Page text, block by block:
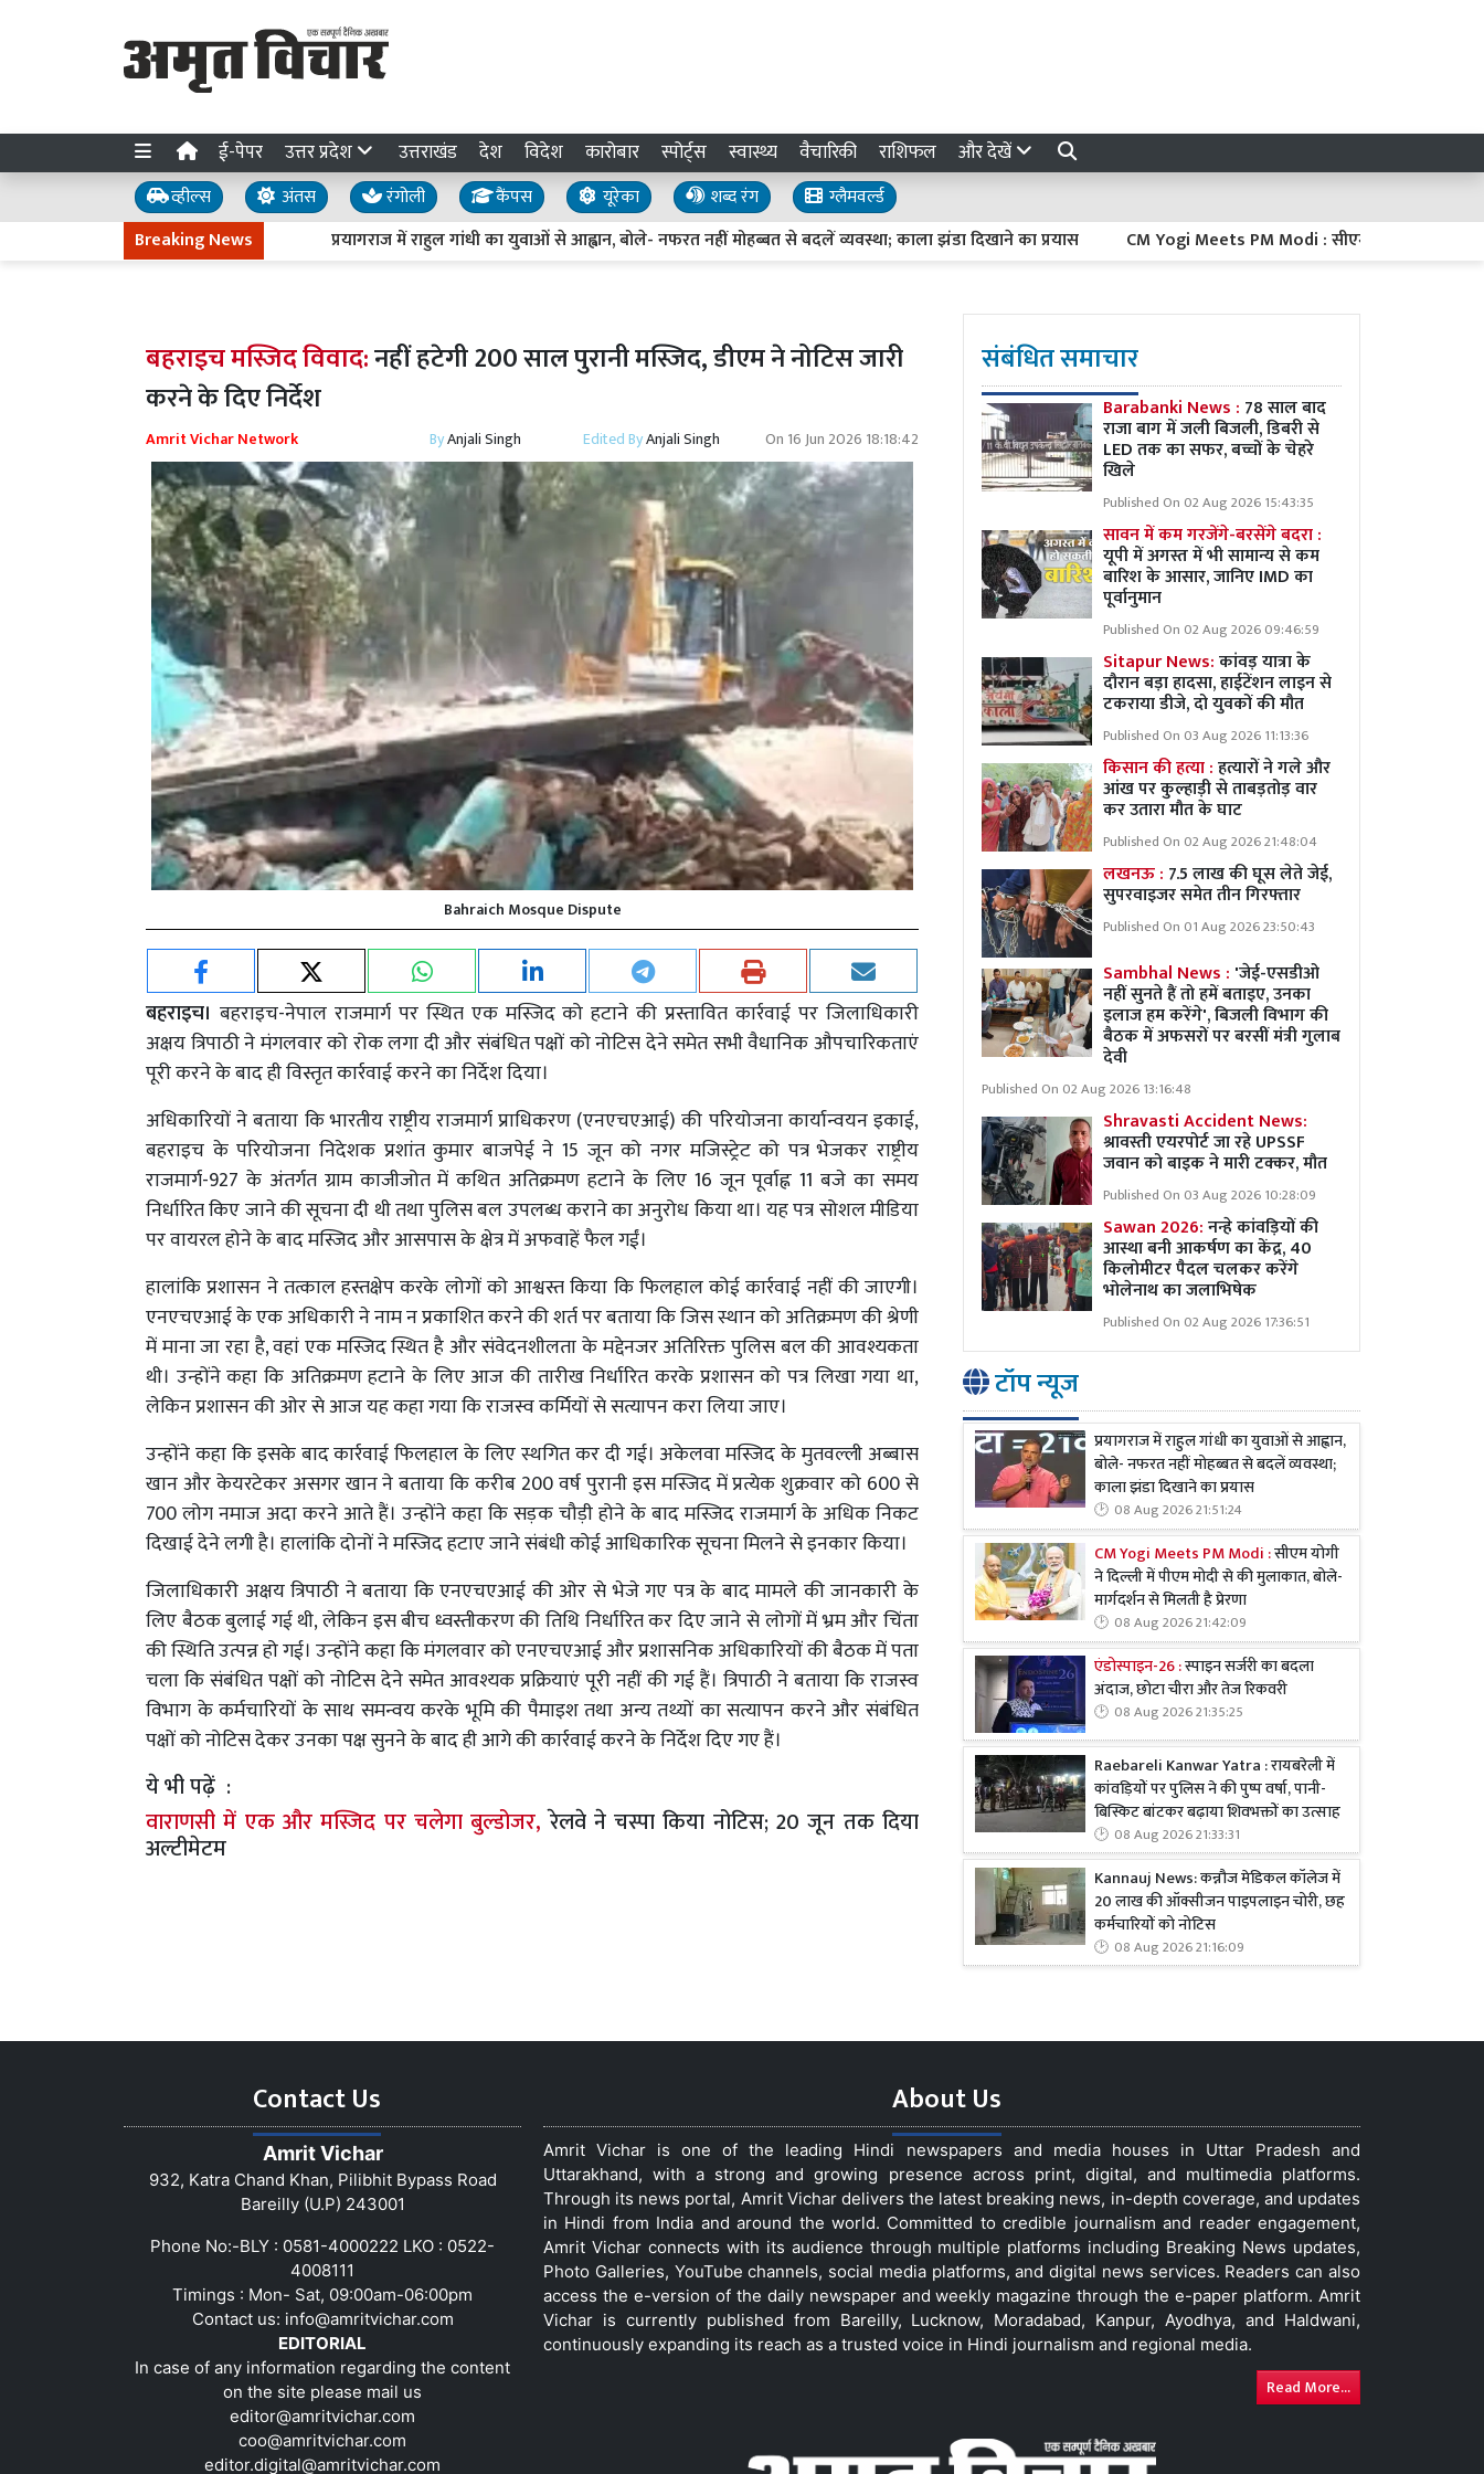
ई-पेपर उत्तर प्रदेश उत्तराखंड देश विदेश कारोबार स्पोर्ट्स स्वास्थ्य वैचारिकी राशिफल और देखें
व्हील्स अंतस रंगोली कैंपस यूरेका शब्द रंग
ग्लैमवर्ल्ड
Breaking News
प्रयागराज में राहुल गांधी का युवाओं से आह्वान, बोले- नफरत नहीं मोहब्बत से बदलें व्यवस्था; काला झंडा दिखाने का प्रयास CM Yogi Meets PM Modi : सीएम योगी ने दिल्ली में पीएम
बहराइच मस्जिद विवाद:नहीं हटेगी 200 साल पुरानी मस्जिद, डीएम ने नोटिस जारी
करने के दिए निर्देश
Amrit Vichar Network ByAnjali Singh Edited ByAnjali Singh On 16 Jun 2026 18:18:42
Bahraich Mosque Dispute
बहराइच। बहराइच-नेपाल राजमार्ग पर स्थित एक मस्जिद को हटाने की प्रस्तावित कार्रवाई पर जिलाधिकारी
अक्षय त्रिपाठी ने मंगलवार को रोक लगा दी और संबंधित पक्षों को नोटिस देने समेत सभी वैधानिक औपचारिकताएं
पूरी करने के बाद ही विस्तृत कार्रवाई करने का निर्देश दिया।
अधिकारियों ने बताया कि भारतीय राष्ट्रीय राजमार्ग प्राधिकरण (एनएचएआई) की परियोजना कार्यान्वयन इकाई,
बहराइच के परियोजना निदेशक प्रशांत कुमार बाजपेई ने 15 जून को नगर मजिस्ट्रेट को पत्र भेजकर राष्ट्रीय
राजमार्ग-927 के अंतर्गत ग्राम काजीजोत में कथित अतिक्रमण हटाने के लिए 16 जून पूर्वाह्न 11 बजे का समय
निर्धारित किए जाने की सूचना दी थी तथा पुलिस बल उपलब्ध कराने का अनुरोध किया था। यह पत्र सोशल मीडिया
पर वायरल होने के बाद मस्जिद और आसपास के क्षेत्र में अफवाहें फैल गईं।
हालांकि प्रशासन ने तत्काल हस्तक्षेप करके लोगों को आश्वस्त किया कि फिलहाल कोई कार्रवाई नहीं की जाएगी।
एनएचएआई के एक अधिकारी ने नाम न प्रकाशित करने की शर्त पर बताया कि जिस स्थान को अतिक्रमण की श्रेणी
में माना जा रहा है, वहां एक मस्जिद स्थित है और संवेदनशीलता के मद्देनजर अतिरिक्त पुलिस बल की आवश्यकता
थी। उन्होंने कहा कि अतिक्रमण हटाने के लिए आज की तारीख निर्धारित करके प्रशासन को पत्र लिखा गया था,
लेकिन प्रशासन की ओर से आज यह कहा गया कि राजस्व कर्मियों से सत्यापन करा लिया जाए।
उन्होंने कहा कि इसके बाद कार्रवाई फिलहाल के लिए स्थगित कर दी गई। अकेलवा मस्जिद के मुतवल्ली अब्बास
खान और केयरटेकर असगर खान ने बताया कि करीब 200 वर्ष पुरानी इस मस्जिद में प्रत्येक शुक्रवार को 600 से
700 लोग नमाज अदा करने आते हैं। उन्होंने कहा कि सड़क चौड़ी होने के बाद मस्जिद राजमार्ग के अधिक निकट
दिखाई देने लगी है। हालांकि दोनों ने मस्जिद हटाए जाने संबंधी कोई आधिकारिक सूचना मिलने से इनकार किया।
जिलाधिकारी अक्षय त्रिपाठी ने बताया कि एनएचएआई की ओर से भेजे गए पत्र के बाद मामले की जानकारी के
लिए बैठक बुलाई गई थी, लेकिन इस बीच ध्वस्तीकरण की तिथि निर्धारित कर दिए जाने से लोगों में भ्रम और चिंता
की स्थिति उत्पन्न हो गई। उन्होंने कहा कि मंगलवार को एनएचएआई और प्रशासनिक अधिकारियों की बैठक में पता
चला कि संबंधित पक्षों को नोटिस देने समेत आवश्यक प्रक्रियाएं पूरी नहीं की गई हैं। त्रिपाठी ने बताया कि राजस्व
विभाग के कर्मचारियों के साथ समन्वय करके भूमि की पैमाइश तथा अन्य तथ्यों का सत्यापन करने और संबंधित
पक्षों को नोटिस देकर उनका पक्ष सुनने के बाद ही आगे की कार्रवाई करने के निर्देश दिए गए हैं।
ये भी पढ़ें :
वाराणसी में एक और मस्जिद पर चलेगा बुल्डोजर,रेलवे ने चस्पा किया नोटिस; 20 जून तक दिया
अल्टीमेटम
संबंधित समाचार
Barabanki News : 78 साल बाद
राजा बाग में जली बिजली, डिबरी से
LED तक का सफर, बच्चों के चेहरे
खिले
Published On 02 Aug 2026 15:43:35
सावन में कम गरजेंगे-बरसेंगे बदरा :
यूपी में अगस्त में भी सामान्य से कम
बारिश के आसार, जानिए IMD का
पूर्वानुमान
Published On 02 Aug 2026 09:46:59
Sitapur News:कांवड़ यात्रा के
दौरान बड़ा हादसा, हाईटेंशन लाइन से
टकराया डीजे, दो युवकों की मौत
Published On 03 Aug 2026 11:13:36
किसान की हत्या :हत्यारों ने गले और
आंख पर कुल्हाड़ी से ताबड़तोड़ वार
कर उतारा मौत के घाट
Published On 02 Aug 2026 21:48:04
लखनऊ : 7.5 लाख की घूस लेते जेई,
सुपरवाइजर समेत तीन गिरफ्तार
Published On 01 Aug 2026 23:50:43
Sambhal News : 'जेई-एसडीओ
नहीं सुनते हैं तो हमें बताइए, उनका
इलाज हम करेंगे', बिजली विभाग की
बैठक में अफसरों पर बरसीं मंत्री गुलाब
देवी
Published On 02 Aug 2026 13:16:48
Shravasti Accident News:
श्रावस्ती एयरपोर्ट जा रहे UPSSF
जवान को बाइक ने मारी टक्कर, मौत
Published On 03 Aug 2026 10:28:09
Sawan 2026:नन्हे कांवड़ियों की
आस्था बनी आकर्षण का केंद्र, 40
किलोमीटर पैदल चलकर करेंगे
भोलेनाथ का जलाभिषेक
Published On 02 Aug 2026 17:36:51
टॉप न्यूज
प्रयागराज में राहुल गांधी का युवाओं से आह्वान,
बोले- नफरत नहीं मोहब्बत से बदलें व्यवस्था;
काला झंडा दिखाने का प्रयास
08 Aug 2026 21:51:24
CM Yogi Meets PM Modi :सीएम योगी
ने दिल्ली में पीएम मोदी से की मुलाकात, बोले-
मार्गदर्शन से मिलती है प्रेरणा
08 Aug 2026 21:42:09
एंडोस्पाइन-26 :स्पाइन सर्जरी का बदला
अंदाज, छोटा चीरा और तेज रिकवरी
08 Aug 2026 21:35:25
Raebareli Kanwar Yatra : रायबरेली में
कांवड़ियों पर पुलिस ने की पुष्प वर्षा, पानी-
बिस्किट बांटकर बढ़ाया शिवभक्तों का उत्साह
08 Aug 2026 21:33:31
Kannauj News: कन्नौज मेडिकल कॉलेज में
20 लाख की ऑक्सीजन पाइपलाइन चोरी, छह
कर्मचारियों को नोटिस
08 Aug 2026 21:16:09
Contact Us
Amrit Vichar
932, Katra Chand Khan, Pilibhit Bypass Road
Bareilly (U.P) 243001
Phone No:-BLY : 0581-4000222 LKO : 0522-
4008111
Timings : Mon- Sat, 09:00am-06:00pm
Contact us: info@amritvichar.com
EDITORIAL
In case of any information regarding the content
on the site please mail us
editor@amritvichar.com
coo@amritvichar.com
editor.digital@amritvichar.com
About Us
Amrit Vichar is one of the leading Hindi newspapers and media houses in Uttar Pradesh and
Uttarakhand, with a strong and growing presence across print, digital, and multimedia platforms.
Through its news portal, Amrit Vichar delivers the latest breaking news, in-depth coverage, and updates
in Hindi from India and around the world. Committed to credible journalism and reader engagement,
Amrit Vichar connects with its audience through multiple platforms including Breaking News updates,
Photo Galleries, YouTube channels, social media platforms, and digital news services. Readers can also
access the e-version of the daily newspaper and weekly magazine through the e-paper platform. Amrit
Vichar is currently published from Bareilly, Lucknow, Moradabad, Kanpur, Ayodhya, and Haldwani,
continuously expanding its reach as a trusted voice in Hindi journalism and regional media.
Read More...